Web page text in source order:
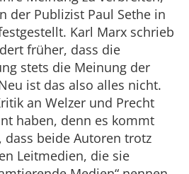
der Publizist Paul Sethe in
Karl Marx schrieb
früher, dass die
stets die Meinung der
ist das also alles nicht.
an Welzer und Precht
haben, denn es kommt
beide Autoren trotz
Leitmedien, die sie